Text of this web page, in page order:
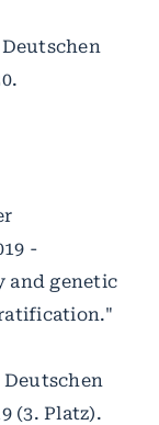
-
and genetic
Deutschen
(3. Platz).